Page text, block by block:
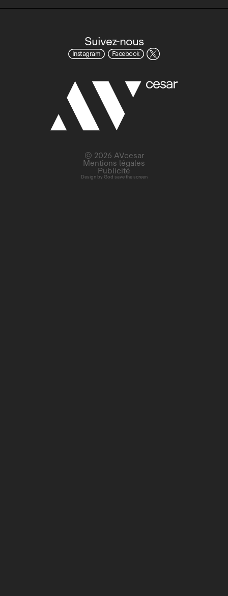
Suivez-nous
Instagram Facebook
Design by God save the screen
© 2026 AVcesar
Mentions légales
Publicité